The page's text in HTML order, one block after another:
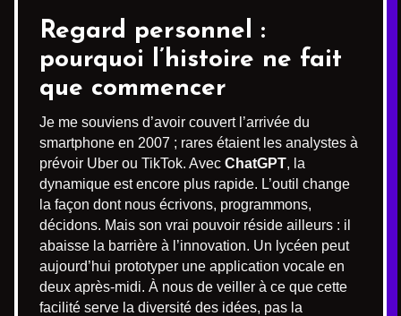
Regard personnel :
pourquoi l’histoire ne fait
que commencer
Je me souviens d’avoir couvert l’arrivée du
smartphone en 2007 ; rares étaient les analystes à
prévoir Uber ou TikTok. Avec ChatGPT, la
dynamique est encore plus rapide. L’outil change
la façon dont nous écrivons, programmons,
décidons. Mais son vrai pouvoir réside ailleurs : il
abaisse la barrière à l’innovation. Un lycéen peut
aujourd’hui prototyper une application vocale en
deux après-midi. À nous de veiller à ce que cette
facilité serve la diversité des idées, pas la